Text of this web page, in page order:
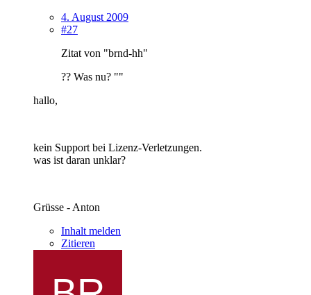
4. August 2009
#27
Zitat von "brnd-hh"
?? Was nu? ""
hallo,
kein Support bei Lizenz-Verletzungen.
was ist daran unklar?
Grüsse - Anton
Inhalt melden
Zitieren